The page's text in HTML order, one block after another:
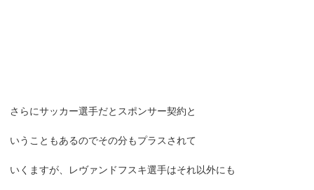
さらにサッカー選手だとスポンサー契約と
いうこともあるのでその分もプラスされて
いくますが、レヴァンドフスキ選手はそれ以外にも